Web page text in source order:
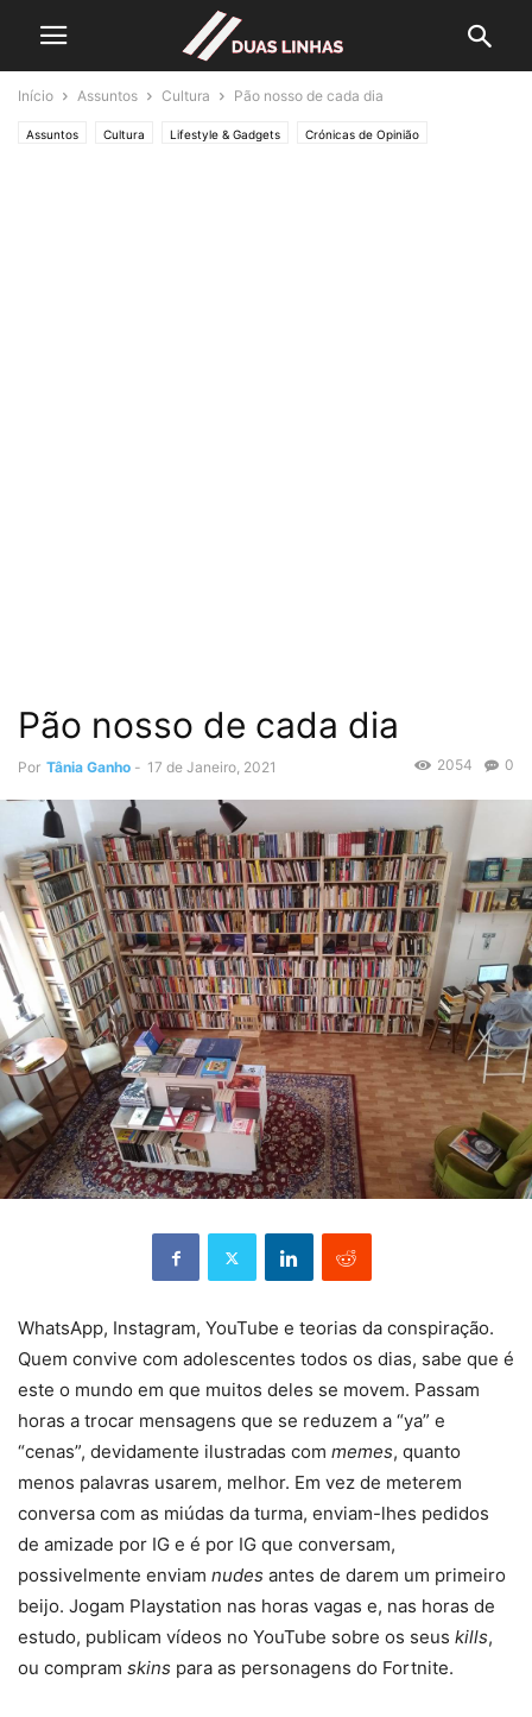
Início Assuntos Cultura Pão nosso de cada dia
Assuntos Cultura Lifestyle & Gadgets Crónicas de Opinião
Pão nosso de cada dia
Por Tânia Ganho - 17 de Janeiro, 2021 0
2054
WhatsApp, Instagram, YouTube e teorias da conspiração.
Quem convive com adolescentes todos os dias, sabe que é
este o mundo em que muitos deles se movem. Passam
horas a trocar mensagens que se reduzem a “ya” e
“cenas”, devidamente ilustradas com memes, quanto
menos palavras usarem, melhor. Em vez de meterem
conversa com as miúdas da turma, enviam-lhes pedidos
de amizade por IG e é por IG que conversam,
possivelmente enviam nudes antes de darem um primeiro
beijo. Jogam Playstation nas horas vagas e, nas horas de
estudo, publicam vídeos no YouTube sobre os seus kills,
ou compram skins para as personagens do Fortnite.